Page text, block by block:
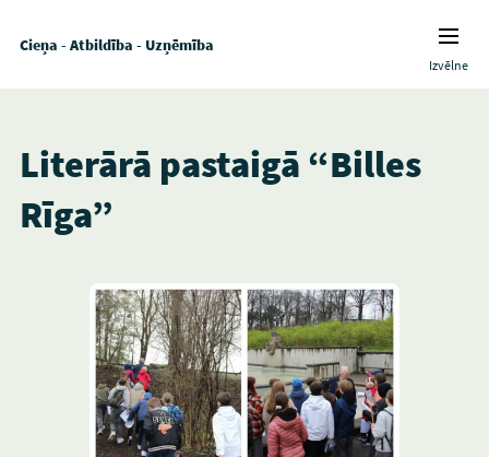
Cieņa - Atbildība - Uzņēmība
Izvēlne
Literārā pastaigā “Billes
Rīga”